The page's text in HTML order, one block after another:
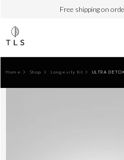
Free shipping on
Home Shop Longevity Kit ULTRA